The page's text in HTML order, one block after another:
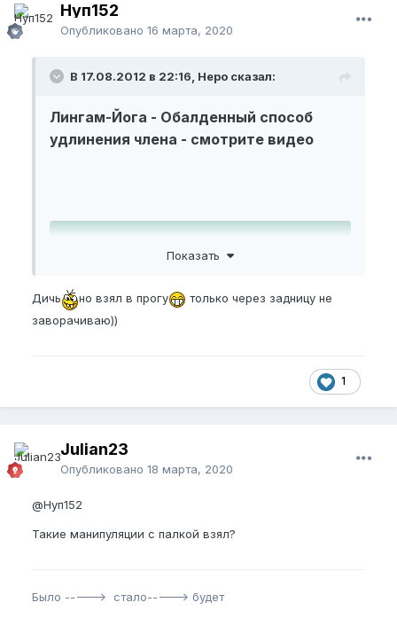
Нуп152
Опубликовано 16 марта, 2020
В 17.08.2012 в 22:16, Неро сказал:
Лингам-Йога - Обалденный способ
удлинения члена - смотрите видео
, чтобы увидеть скрытое видео.
Показать
Дичь но взял в прогу
только через задницу не
заворачиваю))
1
Julian23
Опубликовано 18 марта, 2020
@Нуп152
Такие манипуляции с палкой взял?
Было -----> стало-----> будет